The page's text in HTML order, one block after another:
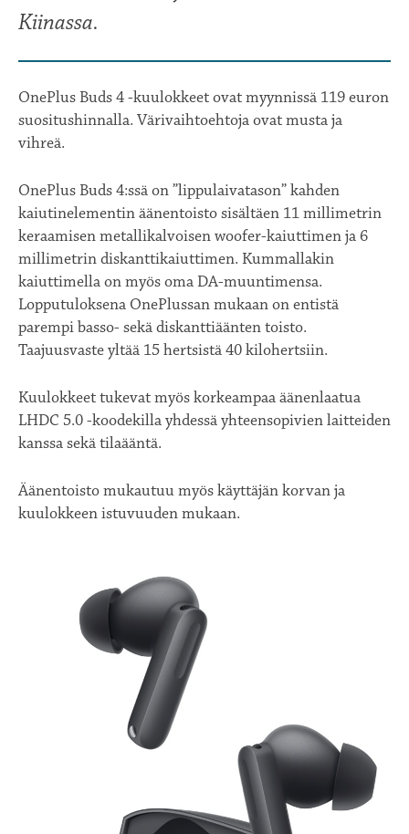
Kiinassa.
OnePlus Buds 4 -kuulokkeet ovat myynnissä 119 euron
suositushinnalla. Värivaihtoehtoja ovat musta ja
vihreä.
OnePlus Buds 4:ssä on ”lippulaivatason” kahden
kaiutinelementin äänentoisto sisältäen 11 millimetrin
keraamisen metallikalvoisen woofer-kaiuttimen ja 6
millimetrin diskanttikaiuttimen. Kummallakin
kaiuttimella on myös oma DA-muuntimensa.
Lopputuloksena OnePlussan mukaan on entistä
parempi basso- sekä diskanttiäänten toisto.
Taajuusvaste yltää 15 hertsistä 40 kilohertsiin.
Kuulokkeet tukevat myös korkeampaa äänenlaatua
LHDC 5.0 -koodekilla yhdessä yhteensopivien laitteiden
kanssa sekä tilaääntä.
Äänentoisto mukautuu myös käyttäjän korvan ja
kuulokkeen istuvuuden mukaan.